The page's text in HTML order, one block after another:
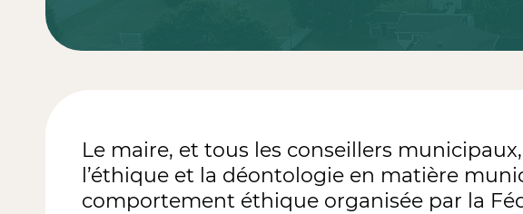
Le maire, et tous les conseillers
l’éthique et la déontologie en matière
comportement éthique organisée par la